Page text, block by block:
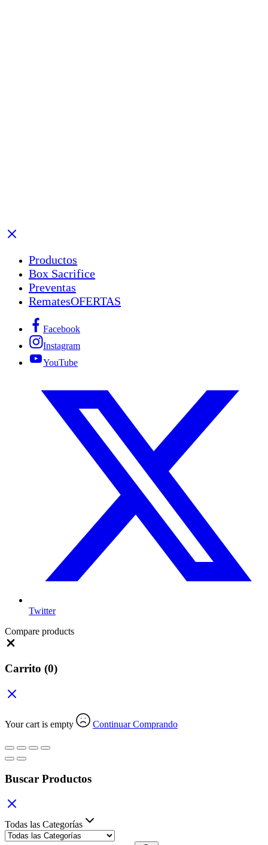
Productos
Box Sacrifice
Preventas
RematesOFERTAS
Facebook
Instagram
YouTube
Twitter
Compare products
Carrito (0)
Your cart is empty Continuar Comprando
Buscar Productos
Todas las Categorías